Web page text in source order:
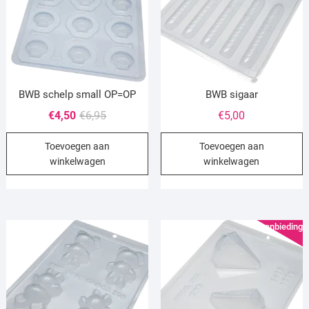
BWB schelp small OP=OP
€6,95Oorspronkelijke
prijs
was:
€4,50
Huidige
prijs
is:
Toevoegen aan
winkelwagen
BWB sigaar
€5,00
Toevoegen aan
winkelwagen
Aanbieding!